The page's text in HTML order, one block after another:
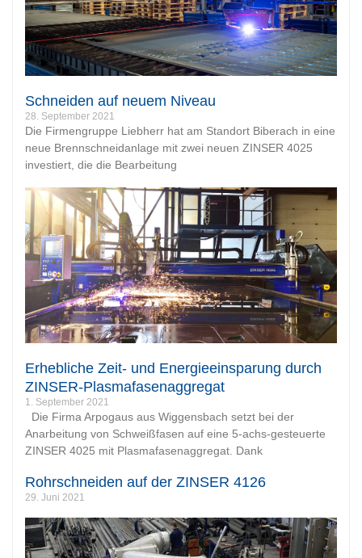
Schneiden auf neuem Niveau
28. September 2021
Die Firmengruppe Liebherr hat am Standort Biberach in eine
neue Brennschneidanlage mit zwei neuen ZINSER 4025
investiert, die die Bearbeitung
Erhebliche Zeit- und Energieeinsparung durch
ZINSER-Plasmafasenaggregat
1. September 2021
Die Firma Arpogaus aus Wiggensbach setzt bei der
Anarbeitung von Schweißfasen auf eine 5-achs-gesteuerte
ZINSER 4025 mit Plasmafasenaggregat. Dank
Rohrschneiden auf der ZINSER 4126
29. Juni 2021